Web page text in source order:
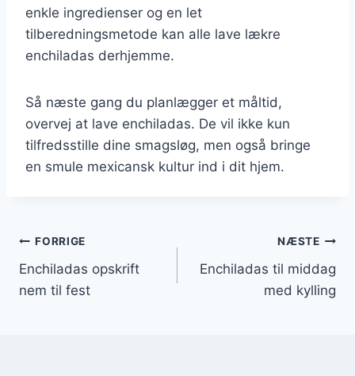
enkle ingredienser og en let
tilberedningsmetode kan alle lave lækre
enchiladas derhjemme.
Så næste gang du planlægger et måltid,
overvej at lave enchiladas. De vil ikke kun
tilfredsstille dine smagsløg, men også bringe
en smule mexicansk kultur ind i dit hjem.
Indlægsnavigation
FORRIGE
Enchiladas opskrift
nem til fest
NÆSTE
Enchiladas til middag
med kylling